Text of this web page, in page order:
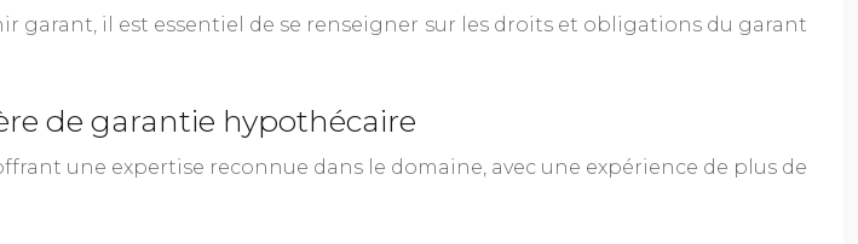
garant, il est essentiel de se renseigner sur les droits et obligations du garant
de garantie hypothécaire
une expertise reconnue dans le domaine, avec une expérience de plus de